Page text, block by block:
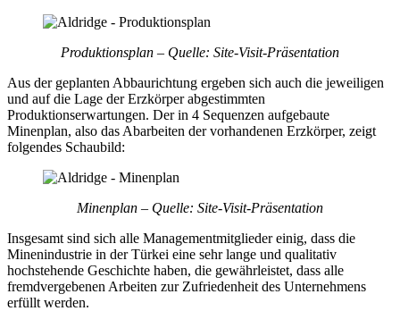
Produktionsplan – Quelle: Site-Visit-Präsentation
Aus der geplanten Abbaurichtung ergeben sich auch die jeweiligen
und auf die Lage der Erzkörper abgestimmten
Produktionserwartungen. Der in 4 Sequenzen aufgebaute
Minenplan, also das Abarbeiten der vorhandenen Erzkörper, zeigt
folgendes Schaubild:
Minenplan – Quelle: Site-Visit-Präsentation
Insgesamt sind sich alle Managementmitglieder einig, dass die
Minenindustrie in der Türkei eine sehr lange und qualitativ
hochstehende Geschichte haben, die gewährleistet, dass alle
fremdvergebenen Arbeiten zur Zufriedenheit des Unternehmens
erfüllt werden.